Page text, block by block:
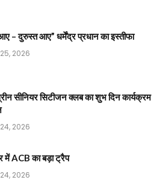
– दुरुस्त आए” धर्मेंद्र प्रधान का इस्तीफा
2026
सीनियर सिटीजन क्लब का शुभ दिन कार्यक्रम
2026
में ACB का बड़ा ट्रैप
2026